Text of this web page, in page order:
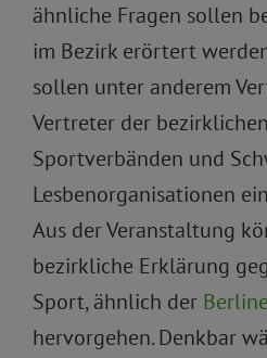
ähnliche Fragen sollen
im Bezirk erörtert
sollen unter anderem
Vertreter der
Sportverbänden und
Lesbenorganisationen
Aus der Veranstaltung
bezirkliche Erklärung
Sport, ähnlich der
hervorgehen. Denkbar